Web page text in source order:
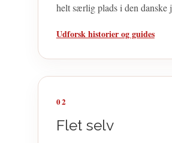
helt særlig plads i den danske
Udforsk historier og guides
02
Flet selv